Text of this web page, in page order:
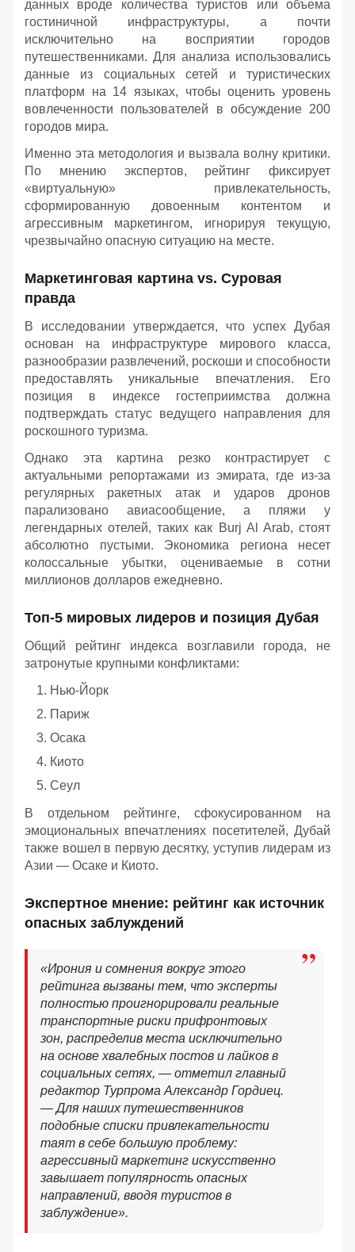
данных вроде количества туристов или объема
гостиничной инфраструктуры, а почти
исключительно на восприятии городов
путешественниками. Для анализа использовались
данные из социальных сетей и туристических
платформ на 14 языках, чтобы оценить уровень
вовлеченности пользователей в обсуждение 200
городов мира.
Именно эта методология и вызвала волну критики.
По мнению экспертов, рейтинг фиксирует
«виртуальную» привлекательность,
сформированную довоенным контентом и
агрессивным маркетингом, игнорируя текущую,
чрезвычайно опасную ситуацию на месте.
Маркетинговая картина vs. Суровая
правда
В исследовании утверждается, что успех Дубая
основан на инфраструктуре мирового класса,
разнообразии развлечений, роскоши и способности
предоставлять уникальные впечатления. Его
позиция в индексе гостеприимства должна
подтверждать статус ведущего направления для
роскошного туризма.
Однако эта картина резко контрастирует с
актуальными репортажами из эмирата, где из-за
регулярных ракетных атак и ударов дронов
парализовано авиасообщение, а пляжи у
легендарных отелей, таких как Burj Al Arab, стоят
абсолютно пустыми. Экономика региона несет
колоссальные убытки, оцениваемые в сотни
миллионов долларов ежедневно.
Топ-5 мировых лидеров и позиция Дубая
Общий рейтинг индекса возглавили города, не
затронутые крупными конфликтами:
Нью-Йорк
Париж
Осака
Киото
Сеул
В отдельном рейтинге, сфокусированном на
эмоциональных впечатлениях посетителей, Дубай
также вошел в первую десятку, уступив лидерам из
Азии — Осаке и Киото.
Экспертное мнение: рейтинг как источник
опасных заблуждений
«Ирония и сомнения вокруг этого
рейтинга вызваны тем, что эксперты
полностью проигнорировали реальные
транспортные риски прифронтовых
зон, распределив места исключительно
на основе хвалебных постов и лайков в
социальных сетях, — отметил главный
редактор Турпрома Александр Гордиец.
— Для наших путешественников
подобные списки привлекательности
таят в себе большую проблему:
агрессивный маркетинг искусственно
завышает популярность опасных
направлений, вводя туристов в
заблуждение».